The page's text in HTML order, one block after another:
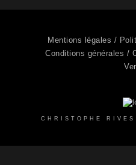
Mentions légales /
Conditions générales /
CHRISTOPHE